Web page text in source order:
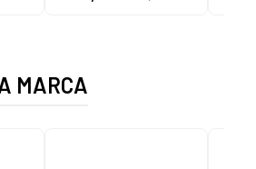
MARCA